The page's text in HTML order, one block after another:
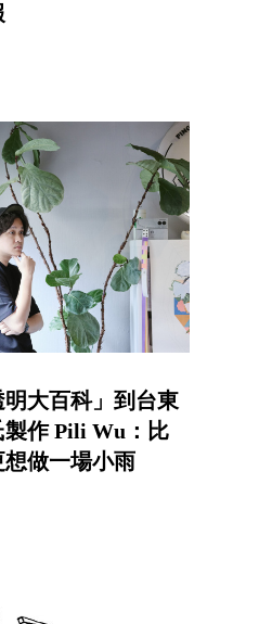
大百科」到台東
作 Pili Wu：比
做一場小雨